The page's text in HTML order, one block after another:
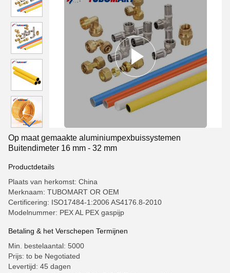
Op maat gemaakte aluminiumpexbuissystemen
Buitendimeter 16 mm - 32 mm
Productdetails
Plaats van herkomst: China
Merknaam: TUBOMART OR OEM
Certificering: ISO17484-1:2006 AS4176.8-2010
Modelnummer: PEX AL PEX gaspijp
Betaling & het Verschepen Termijnen
Min. bestelaantal: 5000
Prijs: to be Negotiated
Levertijd: 45 dagen